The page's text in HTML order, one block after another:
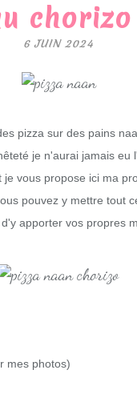
6 JUIN 2024
pizza sur des pains
je n'aurai jamais
vous propose ici ma
pouvez y mettre tout
apporter vos propres
mes photos)